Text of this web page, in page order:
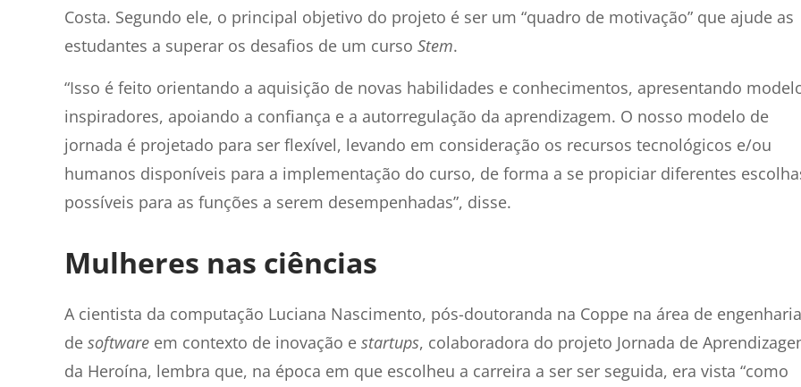
Costa. Segundo ele, o principal objetivo do projeto é ser um “quadro de motivação” que ajude as
estudantes a superar os desafios de um curso Stem.
“Isso é feito orientando a aquisição de novas habilidades e conhecimentos, apresentando
inspiradores, apoiando a confiança e a autorregulação da aprendizagem. O nosso modelo de
jornada é projetado para ser flexível, levando em consideração os recursos tecnológicos e/ou
humanos disponíveis para a implementação do curso, de forma a se propiciar diferentes
possíveis para as funções a serem desempenhadas”, disse.
Mulheres nas ciências
A cientista da computação Luciana Nascimento, pós-doutoranda na Coppe na área de engenharia
de software em contexto de inovação e startups, colaboradora do projeto Jornada de
da Heroína, lembra que, na época em que escolheu a carreira a ser ser seguida, era vista “como